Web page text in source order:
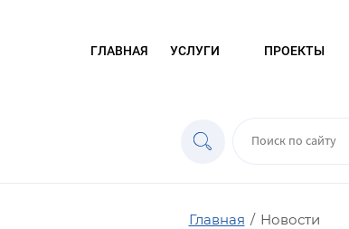
ГЛАВНАЯ УСЛУГИ ПРОЕКТЫ
Главная / Новости